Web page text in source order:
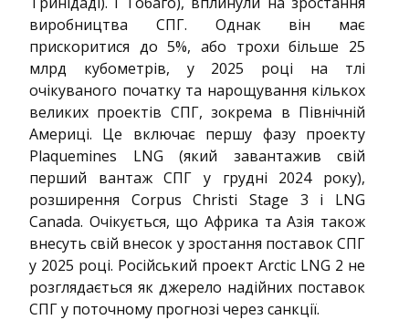
виробництва СПГ. Однак він має
прискоритися до 5%, або трохи більше 25
млрд кубометрів, у 2025 році на тлі
очікуваного початку та нарощування кількох
великих проектів СПГ, зокрема в Північній
Америці. Це включає першу фазу проекту
Plaquemines LNG (який завантажив свій
перший вантаж СПГ у грудні 2024 року),
розширення Corpus Christi Stage 3 і LNG
Canada. Очікується, що Африка та Азія також
внесуть свій внесок у зростання поставок СПГ
у 2025 році. Російський проект Arctic LNG 2 не
розглядається як джерело надійних поставок
СПГ у поточному прогнозі через санкції.